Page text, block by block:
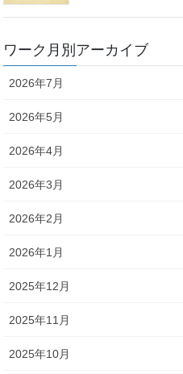
ワーク月別アーカイブ
2026年7月
2026年5月
2026年4月
2026年3月
2026年2月
2026年1月
2025年12月
2025年11月
2025年10月